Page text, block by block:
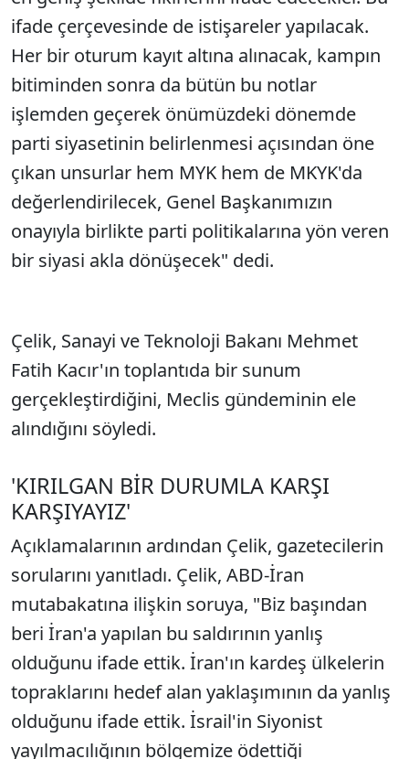
ifade çerçevesinde de istişareler yapılacak.
Her bir oturum kayıt altına alınacak, kampın
bitiminden sonra da bütün bu notlar
işlemden geçerek önümüzdeki dönemde
parti siyasetinin belirlenmesi açısından öne
çıkan unsurlar hem MYK hem de MKYK'da
değerlendirilecek, Genel Başkanımızın
onayıyla birlikte parti politikalarına yön veren
bir siyasi akla dönüşecek" dedi.
Çelik, Sanayi ve Teknoloji Bakanı Mehmet
Fatih Kacır'ın toplantıda bir sunum
gerçekleştirdiğini, Meclis gündeminin ele
alındığını söyledi.
'KIRILGAN BİR DURUMLA KARŞI
KARŞIYAYIZ'
Açıklamalarının ardından Çelik, gazetecilerin
sorularını yanıtladı. Çelik, ABD-İran
mutabakatına ilişkin soruya, "Biz başından
beri İran'a yapılan bu saldırının yanlış
olduğunu ifade ettik. İran'ın kardeş ülkelerin
topraklarını hedef alan yaklaşımının da yanlış
olduğunu ifade ettik. İsrail'in Siyonist
yayılmacılığının bölgemize ödettiği